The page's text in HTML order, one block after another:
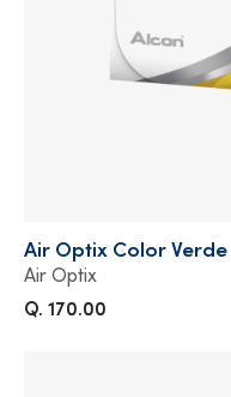
Air Optix Color Verde
Air Optix
Q. 170.00